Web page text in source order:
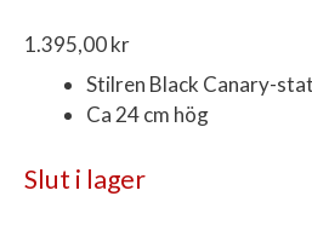
1.395,00kr
Stilren Black Canary-
Ca 24 cm hög
Slut i lager